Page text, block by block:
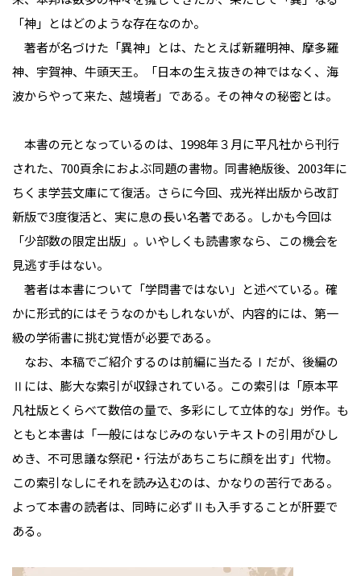
「神」とはどのような存在なのか。
著者が名づけた「異神」とは、たとえば新羅明神、摩多羅
神、宇賀神、牛頭天王。「日本の生え抜きの神ではなく、海
波からやって来た、越境者」である。その神々の秘密とは。
本書の元となっているのは、1998年３月に平凡社から刊行
された、700頁余におよぶ同題の書物。同書絶版後、2003年に
ちくま学芸文庫にて復活。さらに今回、戎光祥出版から改訂
新版で3度復活と、実に息の長い名著である。しかも今回は
「少部数の限定出版」。いやしくも読書家なら、この機会を
見逃す手はない。
著者は本書について「学問書ではない」と述べている。確
かに形式的にはそうなのかもしれないが、内容的には、第一
級の学術書に挑む覚悟が必要である。
なお、本稿でご紹介するのは前編に当たるⅠだが、後編の
Ⅱには、膨大な索引が収録されている。この索引は「原本平
凡社版とくらべて数倍の量で、多彩にして立体的な」労作。も
ともと本書は「一般にはなじみのないテキストの引用がひし
めき、不可思議な祭祀・行法があちこちに顔を出す」代物。
この索引なしにそれを読み込むのは、かなりの苦行である。
よって本書の読者は、同時に必ずⅡも入手することが肝要で
ある。